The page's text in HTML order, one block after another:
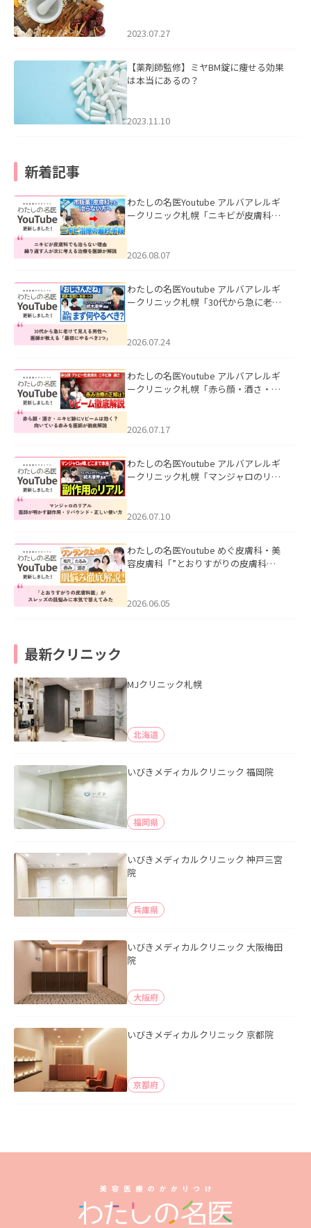
2023.07.27
【薬剤師監修】ミヤBM錠に痩せる効果
は本当にあるの？
2023.11.10
新着記事
わたしの名医Youtube アルバアレルギ
ークリニック札幌「ニキビが皮膚科で
ました。
2026.08.07
わたしの名医Youtube アルバアレルギ
ークリニック札幌「30代から急に老け
た。
2026.07.24
わたしの名医Youtube アルバアレルギ
ークリニック札幌「赤ら顔・酒さ・ニ
した。
2026.07.17
わたしの名医Youtube アルバアレルギ
ークリニック札幌「マンジャロのリア
た。
2026.07.10
わたしの名医Youtube めぐ皮膚科・美
容皮膚科「”とおりすがりの皮膚科
2026.06.05
最新クリニック
MJクリニック札幌
北海道
いびきメディカルクリニック 福岡院
福岡県
いびきメディカルクリニック 神戸三宮
院
兵庫県
いびきメディカルクリニック 大阪梅田
院
大阪府
いびきメディカルクリニック 京都院
京都府